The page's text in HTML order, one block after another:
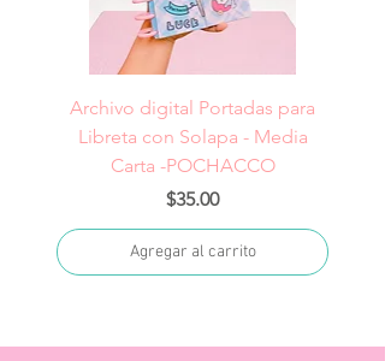
Archivo digital Portadas para
Libreta con Solapa - Media
Carta -POCHACCO
Precio
$35.00
Agregar al carrito